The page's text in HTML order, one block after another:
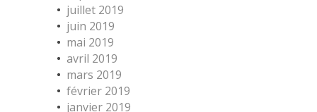
juillet 2019
juin 2019
mai 2019
avril 2019
mars 2019
février 2019
janvier 2019